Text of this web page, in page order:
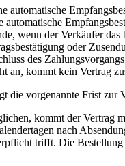
automatische
wenn der Verkäufer
oder
des
an, kommt kein Vertrag
vorgenannte Frist zur
kommt der
nach
trifft. Die